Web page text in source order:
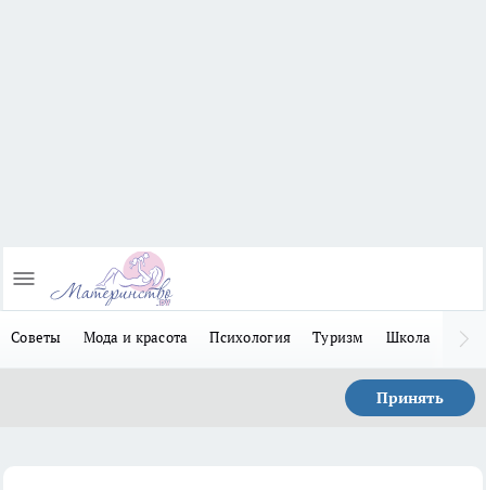
Советы Мода и красота Психология Туризм Школа
Принять